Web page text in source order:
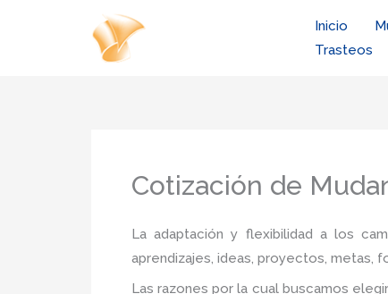
Inicio
Trasteos
Cotización de
La adaptación y flexibilidad a los
aprendizajes, ideas, proyectos, metas,
Las razones por la cual buscamos